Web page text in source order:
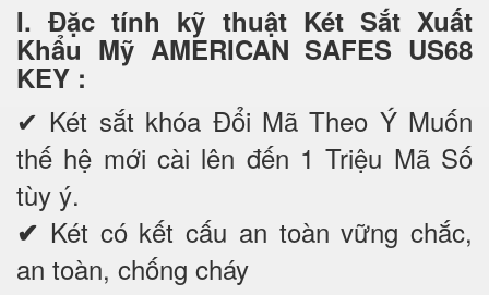
I. Đặc tính kỹ thuật Két Sắt Xuất
Khẩu Mỹ AMERICAN SAFES US68
KEY :
✔ Két sắt khóa Đổi Mã Theo Ý Muốn
thế hệ mới cài lên đến 1 Triệu Mã Số
tùy ý.
✔ Két có kết cấu an toàn vững chắc,
an toàn, chống cháy